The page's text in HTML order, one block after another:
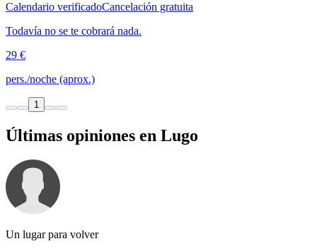
Calendario verificadoCancelación gratuita
Todavía no se te cobrará nada.
29 €
pers./noche (aprox.)
1
Últimas opiniones en Lugo
Un lugar para volver